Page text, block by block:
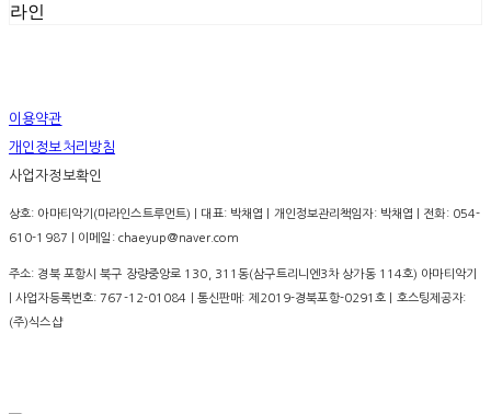
라인
이용약관
개인정보처리방침
사업자정보확인
상호: 아마티악기(마라인스트루먼트) | 대표: 박채엽 | 개인정보관리책임자: 박채엽 | 전화: 054-
610-1987 | 이메일: chaeyup@naver.com
주소: 경북 포항시 북구 장량중앙로 130, 311동(삼구트리니엔3차 상가동 114호) 아마티악기
| 사업자등록번호:767-12-01084 | 통신판매: 제2019-경북포항-0291호 | 호스팅제공자:
(주)식스샵